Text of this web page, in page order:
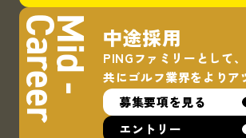
Mid -
Career 中途採用
PINGファミリーとして、
共にゴルフ業界をよりア
募集要項を見る
エントリー